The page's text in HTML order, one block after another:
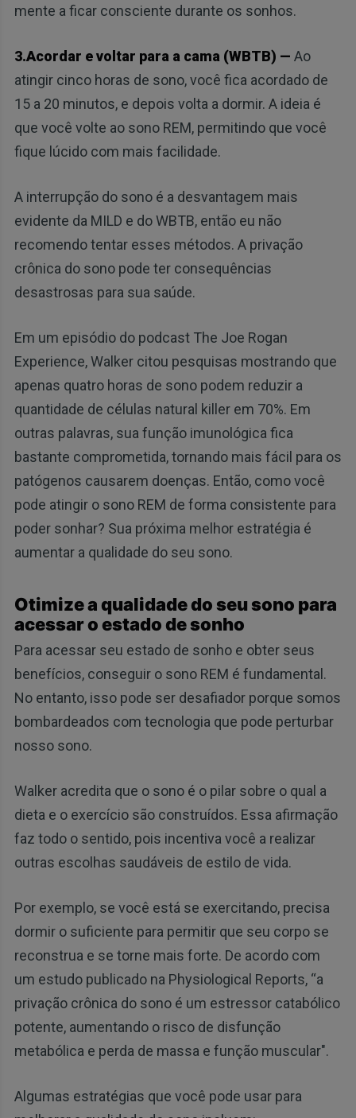
mente a ficar consciente durante os sonhos.
3.Acordar e voltar para a cama (WBTB) — Ao
atingir cinco horas de sono, você fica acordado de
15 a 20 minutos, e depois volta a dormir. A ideia é
que você volte ao sono REM, permitindo que você
fique lúcido com mais facilidade.
A interrupção do sono é a desvantagem mais
evidente da MILD e do WBTB, então eu não
recomendo tentar esses métodos. A privação
crônica do sono pode ter consequências
desastrosas para sua saúde.
Em um episódio do podcast The Joe Rogan
Experience, Walker citou pesquisas mostrando que
apenas quatro horas de sono podem reduzir a
quantidade de células natural killer em 70%. Em
outras palavras, sua função imunológica fica
bastante comprometida, tornando mais fácil para os
patógenos causarem doenças. Então, como você
pode atingir o sono REM de forma consistente para
poder sonhar? Sua próxima melhor estratégia é
aumentar a qualidade do seu sono.
Otimize a qualidade do seu sono para
acessar o estado de sonho
Para acessar seu estado de sonho e obter seus
benefícios, conseguir o sono REM é fundamental.
No entanto, isso pode ser desafiador porque somos
bombardeados com tecnologia que pode perturbar
nosso sono.
Walker acredita que o sono é o pilar sobre o qual a
dieta e o exercício são construídos. Essa afirmação
faz todo o sentido, pois incentiva você a realizar
outras escolhas saudáveis de estilo de vida.
Por exemplo, se você está se exercitando, precisa
dormir o suficiente para permitir que seu corpo se
reconstrua e se torne mais forte. De acordo com
um estudo publicado na Physiological Reports, “a
privação crônica do sono é um estressor catabólico
potente, aumentando o risco de disfunção
metabólica e perda de massa e função muscular".
Algumas estratégias que você pode usar para